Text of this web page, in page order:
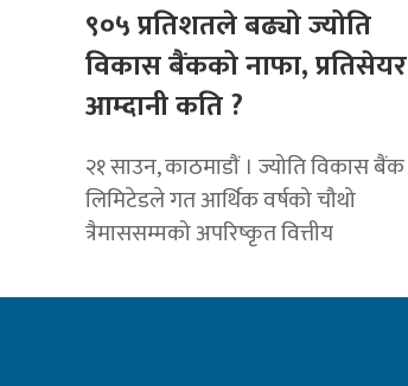
९०५ प्रतिशतले बढ्यो ज्योति
विकास बैंकको नाफा, प्रतिसेयर
आम्दानी कति ?
२१ साउन, काठमाडाैं । ज्योति विकास बैंक
लिमिटेडले गत आर्थिक वर्षको चौथो
त्रैमाससम्मको अपरिष्कृत वित्तीय